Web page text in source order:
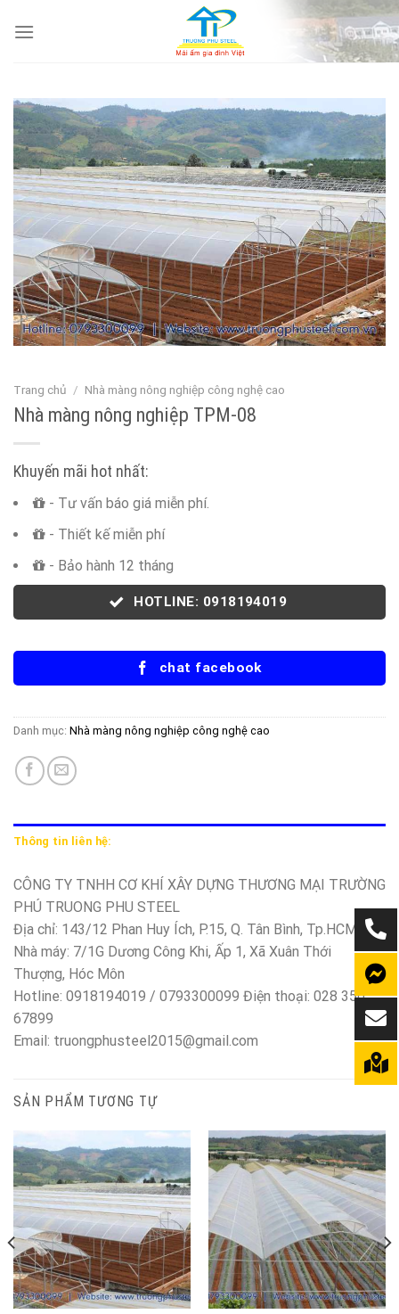
Trang chủ / Nhà màng nông nghiệp công nghệ cao
Nhà màng nông nghiệp TPM-08
Khuyến mãi hot nhất:
- Tư vấn báo giá miễn phí.
- Thiết kế miễn phí
- Bảo hành 12 tháng
HOTLINE: 0918194019
chat facebook
Danh mục: Nhà màng nông nghiệp công nghệ cao
Thông tin liên hệ:
CÔNG TY TNHH CƠ KHÍ XÂY DỰNG THƯƠNG MẠI TRƯỜNG
PHÚ TRUONG PHU STEEL
Địa chỉ: 143/12 Phan Huy Ích, P.15, Q. Tân Bình, Tp.HCM
Nhà máy: 7/1G Dương Công Khi, Ấp 1, Xã Xuân Thới
Thượng, Hóc Môn
Hotline: 0918194019 / 0793300099 Điện thoại: 028 350
67899
Email: truongphusteel2015@gmail.com
SẢN PHẨM TƯƠNG TỰ